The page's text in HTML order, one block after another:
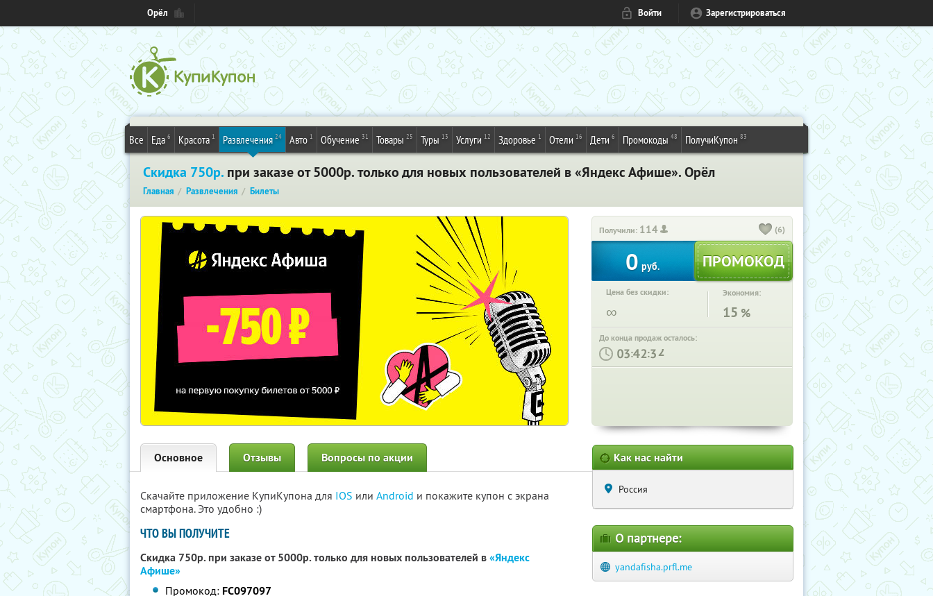
Орёл Войти Зарегистрироваться
Все Еда 6 Красота 1 Развлечения 24 Авто 1 Обучение 31 Товары 25 Туры 13 Услуги 12 Здоровье 1 Отели 16 Дети 6 Промокоды 48 ПолучиКупон 83
Скидка 750р. при заказе от 5000р. только для новых пользователей в «Яндекс Афише». Орёл
Главная Развлечения Билеты
Получили: 114 (6)
0 руб.
Цена без скидки:
∞
Экономия:
15 %
До конца продаж осталось:
: :
Основное Отзывы Вопросы по акции
Скачайте приложение КупиКупона для IOS или Android и покажите купон с экрана
смартфона. Это удобно :)
ЧТО ВЫ ПОЛУЧИТЕ
Скидка 750р. при заказе от 5000р. только для новых пользователей в«Яндекс
Афише»
Промокод: FC097097
Как нас найти
Россия
О партнере:
yandafisha.prfl.me